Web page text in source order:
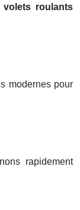
volets roulants
modernes pour
rapidement